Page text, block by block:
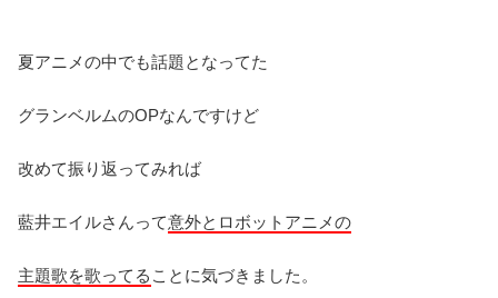
夏アニメの中でも話題となってた
グランベルムのOPなんですけど
改めて振り返ってみれば
藍井エイルさんって意外とロボットアニメの
主題歌を歌ってる ことに気づきました。